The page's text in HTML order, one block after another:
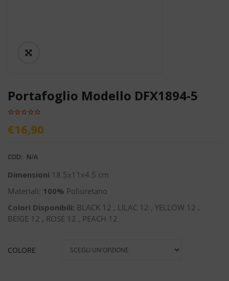
Portafoglio Modello DFX1894-5
€16,90
COD: N/A
Dimensioni 18.5x11x4.5 cm
Materiali: 100% Poliuretano
Colori Disponibili: BLACK 12 , LILAC 12 , YELLOW 12 ,
BEIGE 12 , ROSE 12 , PEACH 12
COLORE